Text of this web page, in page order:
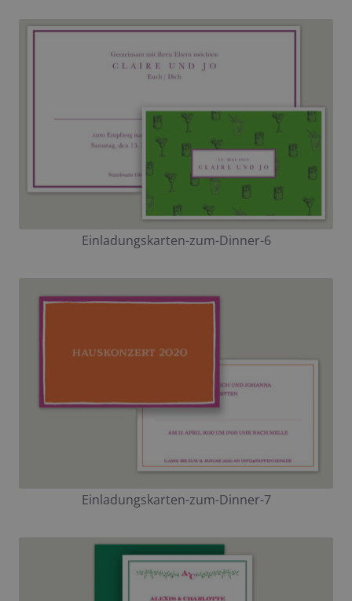
Einladungskarten-zum-Dinner-6
Einladungskarten-zum-Dinner-7